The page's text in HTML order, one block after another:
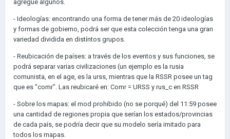
agregue algunos.
- Ideologías: encontrando una forma de tener más de 20 ideologías
y formas de gobierno, podrá ser que esta colección tenga una gran
variedad dividida en distíntos grupos.
- Reubicación de países: a través de los eventos y sus funciones, se
podrá separar varias civilizaciones (un ejemplo es la rusia
comunista, en el age, es la urss, mientras que la RSSR posee un tag
que es "comr". Las reubicaré en: Comr = URSS y rus_c en RSSR
- Sobre los mapas: el mod prohibido (no se porqué) del 11:59 posee
una cantidad de regiones propia que serían los estados/provincias
de cada país, se podría decir que su modelo sería imitado para
todos los mapas.